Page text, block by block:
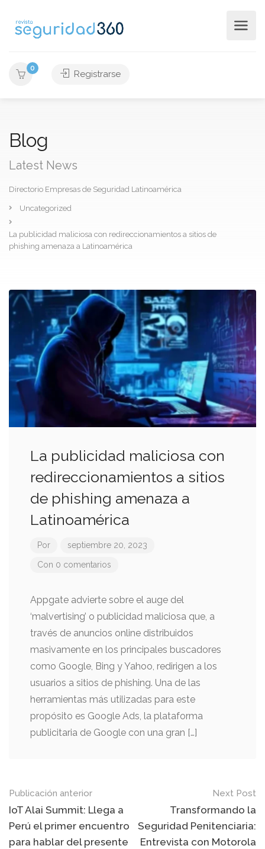
0
Registrarse
Blog
Latest News
Directorio Empresas de Seguridad Latinoamérica
Uncategorized
La publicidad maliciosa con redireccionamientos a sitios de
phishing amenaza a Latinoamérica
La publicidad maliciosa con
redireccionamientos a sitios
de phishing amenaza a
Latinoamérica
Por septiembre 20, 2023
Con 0 comentarios
Appgate advierte sobre el auge del
‘malvertising’ o publicidad maliciosa que, a
través de anuncios online distribuidos
masivamente en los principales buscadores
como Google, Bing y Yahoo, redirigen a los
usuarios a sitios de phishing. Una de las
herramientas más utilizadas para este
propósito es Google Ads, la plataforma
publicitaria de Google con una gran […]
Mensaje
de
navegación
Publicación anterior
IoT Alai Summit: Llega a
Perú el primer encuentro
para hablar del presente
Next Post
Transformando la
Seguridad Penitenciaria:
Entrevista con Motorola